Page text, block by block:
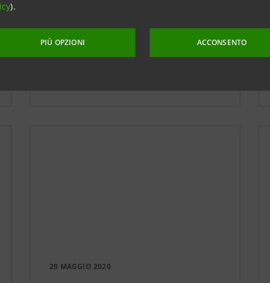
).
PIÙ OPZIONI ACCONSENTO
29 MAGGIO 2020